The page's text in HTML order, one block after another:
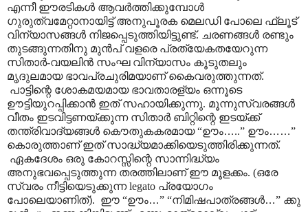
എന്നീ ഈരടികൾ ആവർത്തിക്കുമ്പോൾ
ഗുരുത്വമേറ്റാനായിട്ട് അനുപൂരക മെലഡി പോലെ ഫ്ലൂട്
വിന്യാസങ്ങൾ നിജപ്പെടുത്തിയിട്ടുണ്ട്. ചരണങ്ങൾ രണ്ടും
തുടങ്ങുന്നതിനു മുൻപ് വളരെ പ്രത്യേകതയേറുന്ന
സിതാർ-വയലിൻ സംഘ വിന്യാസം കൂടുതലും
മൃദുലമായ ഭാവപ്രചുരിമയാണ് കൈവരുത്തുന്നത്.
പാട്ടിന്റെ ശോകമയമായ ഭാവതാരള്യം ഒന്നൂടെ
ഊട്ടിയുറപ്പിക്കാൻ ഇത് സഹായിക്കുന്നു. മൂന്നുസ്വരങ്ങൾ
വീതം ഇടവിട്ടണയ്ക്കുന്ന സിതാർ ബിറ്റിന്റെ ഇടയ്ക്ക്
തന്ത്രിവാദ്യങ്ങൾ കൌതുകകരമായ “ഊം…..” ഊം……”
കൊരുത്താണ് ഇത് സാദ്ധ്യമാക്കിയെടുത്തിരിക്കുന്നത്.
ഏകദേശം ഒരു കോറസ്സിന്റെ സാന്നിദ്ധ്യം
അനുഭവപ്പെടുത്തുന്ന തരത്തിലാണ് ഈ മൂളക്കം. (ഒരേ
സ്വരം നീട്ടിയെടുക്കുന്ന legato പ്രയോഗം
പോലെയാണിത്). ഈ “ഊം…” “നിമിഷപാത്രങ്ങൾ…” ക്കു